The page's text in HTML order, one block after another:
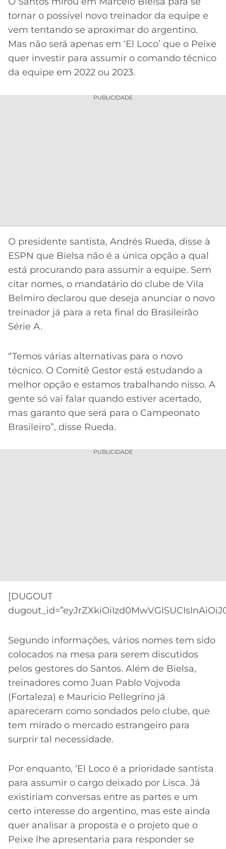
CÓDIGO
DE
INDICAÇÃO
BET365
CÓDIGO
CASSINOS
ONLINE
2026
CORINTHIANS
SÃO
PAULO
GRÊMIO
MG
CRUZEIRO
LIBERTADORES
COPA
DO
BRASIL
LALIGA
MERCADO
DA
BOLA
PALPITES
Acesse o perfil do autor
tornar o possível novo treinador da equipe e
vem tentando se aproximar do argentino.
Mas não será apenas em ‘El Loco’ que o Peixe
quer investir para assumir o comando técnico
da equipe em 2022 ou 2023.
PUBLICIDADE
O presidente santista, Andrés Rueda, disse à
ESPN que Bielsa não é a única opção a qual
está procurando para assumir a equipe. Sem
citar nomes, o mandatário do clube de Vila
Belmiro declarou que deseja anunciar o novo
treinador já para a reta final do Brasileirão
Série A.
“Temos várias alternativas para o novo
técnico. O Comitê Gestor está estudando a
melhor opção e estamos trabalhando nisso. A
gente só vai falar quando estiver acertado,
mas garanto que será para o Campeonato
Brasileiro”, disse Rueda.
PUBLICIDADE
[DUGOUT
Segundo informações, vários nomes tem sido
colocados na mesa para serem discutidos
pelos gestores do Santos. Além de Bielsa,
treinadores como Juan Pablo Vojvoda
(Fortaleza) e Mauricio Pellegrino já
apareceram como sondados pelo clube, que
tem mirado o mercado estrangeiro para
surprir tal necessidade.
Por enquanto, ‘El Loco é a prioridade santista
para assumir o cargo deixado por Lisca. Já
existiriam conversas entre as partes e um
certo interesse do argentino, mas este ainda
quer analisar a proposta e o projeto que o
Peixe lhe apresentaria para responder se